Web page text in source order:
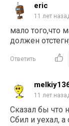
eric
11 лет
мало того,что
должен
Ответить
11 лет
Сказал бы что
Сбил и уехал,